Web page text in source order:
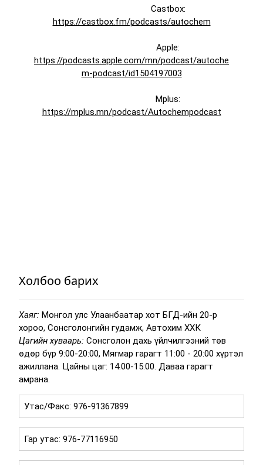
https://castbox.fm/podcasts/autochem
https://podcasts.apple.com/mn/podcast/autoche
m-podcast/id1504197003
https://mplus.mn/podcast/Autochempodcast
Холбоо барих
Хаяг: Монгол улс Улаанбаатар хот БГД-ийн 20-р
хороо, Сонсголонгийн гудамж, Автохим ХХК
Цагийн хуваарь: Сонсголон дахь үйлчилгээний төв
өдөр бүр 9:00-20:00, Мягмар гарагт 11:00 - 20:00 хүртэл
ажиллана. Цайны цаг: 14:00-15:00. Даваа гарагт
амрана.